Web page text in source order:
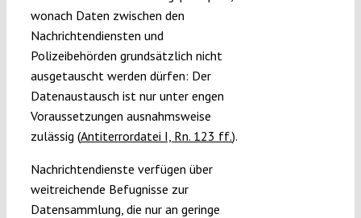
wonach Daten zwischen den
Nachrichtendiensten und
Polizeibehörden grundsätzlich nicht
ausgetauscht werden dürfen: Der
Datenaustausch ist nur unter engen
Voraussetzungen ausnahmsweise
zulässig (Antiterrordatei I, Rn. 123 ff.).
Nachrichtendienste verfügen über
weitreichende Befugnisse zur
Datensammlung, die nur an geringe